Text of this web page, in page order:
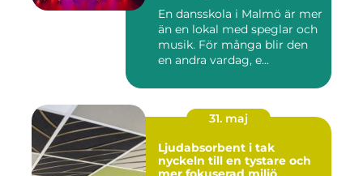
En dansskola i Malmö är mer
än en lokal med speglar och
musik. För många blir den
en andra vardag, e...
31. maj
Ljudabsorbent i tak
nyckeln till en tystare och